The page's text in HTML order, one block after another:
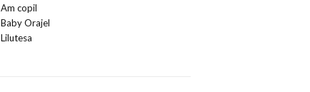
Am copil
Baby Orajel
Lilutesa